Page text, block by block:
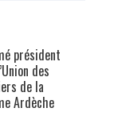
président
des
de la
Ardèche